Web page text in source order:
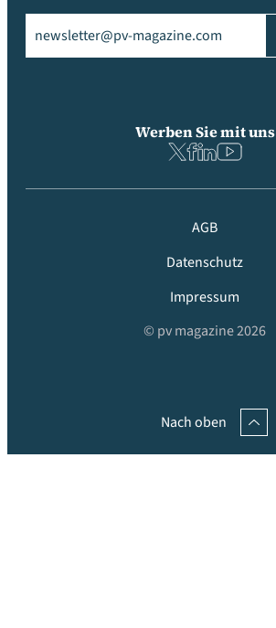
Werben Sie mit uns
AGB
Datenschutz
Impressum
© pv magazine 2026
Nach oben